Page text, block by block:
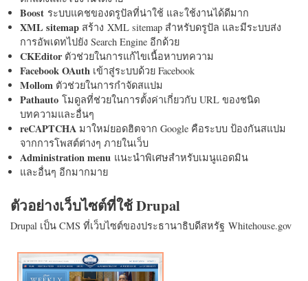
Boost ระบบแคชของดรูปัลที่น่าใช้ และใช้งานได้ดีมาก
XML sitemap สร้าง XML sitemap สำหรับดรูปัล และมีระบบส่ง
การอัพเดทไปยัง Search Engine อีกด้วย
CKEditorตัวช่วยในการแก้ไขเนื้อหาบทความ
Facebook OAuth เข้าสู่ระบบด้วย Facebook
Mollom ตัวช่วยในการกำจัดสแปม
Pathauto โมดูลที่ช่วยในการตั้งค่าเกี่ยวกับ URL ของชนิด
บทความและอื่นๆ
reCAPTCHA มาใหม่ยอดฮิตจาก Google คือระบบ ป้องกันสแปม
จากการโพสต์ต่างๆ ภายในเว็บ
Administration menu แนะนำพิเศษสำหรับเมนูแอดมิน
และอื่นๆ อีกมากมาย
ตัวอย่างเว็บไซต์ที่ใช้ Drupal
Drupal เป็น CMS ที่เว็บไซต์ของประธานาธิบดีสหรัฐ Whitehouse.gov